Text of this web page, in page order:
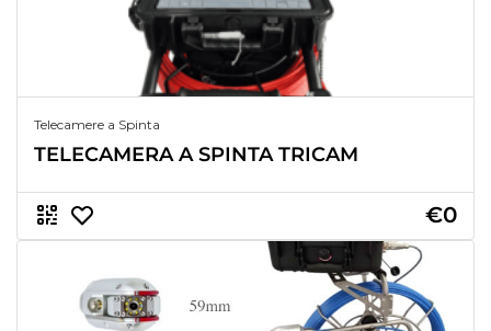
Telecamere a Spinta
TELECAMERA A SPINTA TRICAM
€0